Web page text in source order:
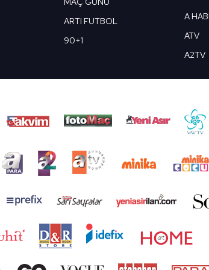
ARTI FUTBOL
90+1
A
ATV
A2TV